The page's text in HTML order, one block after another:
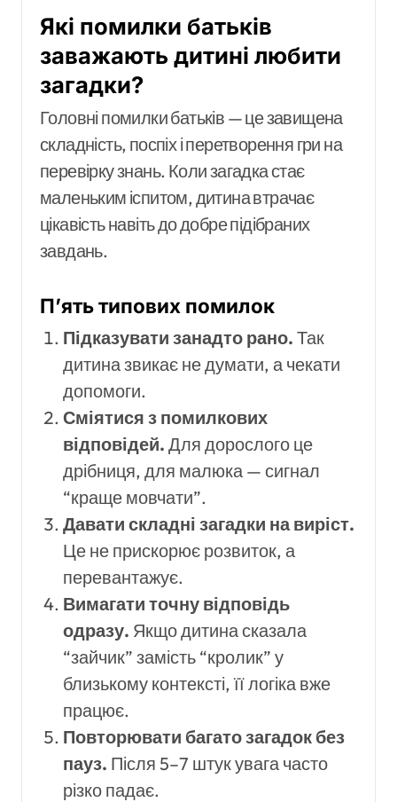
Які помилки батьків
заважають дитині любити
загадки?
Головні помилки батьків — це завищена
складність, поспіх і перетворення гри на
перевірку знань. Коли загадка стає
маленьким іспитом, дитина втрачає
цікавість навіть до добре підібраних
завдань.
П’ять типових помилок
Підказувати занадто рано. Так
дитина звикає не думати, а чекати
допомоги.
Сміятися з помилкових
відповідей. Для дорослого це
дрібниця, для малюка — сигнал
“краще мовчати”.
Давати складні загадки на виріст.
Це не прискорює розвиток, а
перевантажує.
Вимагати точну відповідь
одразу. Якщо дитина сказала
“зайчик” замість “кролик” у
близькому контексті, її логіка вже
працює.
Повторювати багато загадок без
пауз. Після 5–7 штук увага часто
різко падає.